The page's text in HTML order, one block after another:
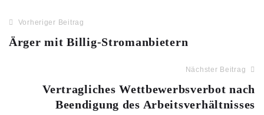
Vorheriger Beitrag
Ärger mit Billig-Stromanbietern
Nächster Beitrag
Vertragliches Wettbewerbsverbot nach
Beendigung des Arbeitsverhältnisses